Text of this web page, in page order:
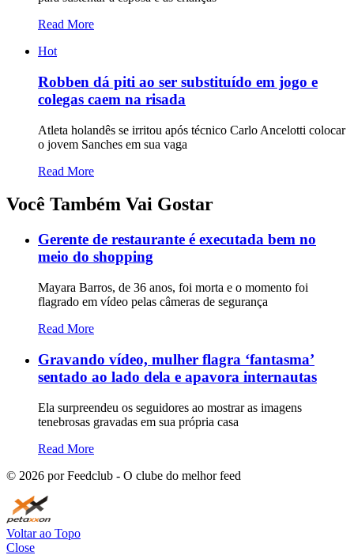
Read More
Hot
Robben dá piti ao ser substituído em jogo e
colegas caem na risada
Atleta holandês se irritou após técnico Carlo Ancelotti colocar
o jovem Sanches em sua vaga
Read More
Você Também Vai Gostar
Gerente de restaurante é executada bem no
meio do shopping
Mayara Barros, de 36 anos, foi morta e o momento foi
flagrado em vídeo pelas câmeras de segurança
Read More
Gravando vídeo, mulher flagra ‘fantasma’
sentado ao lado dela e apavora internautas
Ela surpreendeu os seguidores ao mostrar as imagens
tenebrosas gravadas em sua própria casa
Read More
© 2026 por Feedclub - O clube do melhor feed
Voltar ao Topo
Close